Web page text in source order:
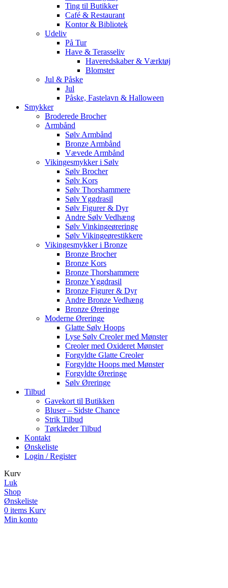
Ting til Butikker
Café & Restaurant
Kontor & Bibliotek
Udeliv
På Tur
Have & Terasseliv
Haveredskaber & Værktøj
Blomster
Jul & Påske
Jul
Påske, Fastelavn & Halloween
Smykker
Broderede Brocher
Armbånd
Sølv Armbånd
Bronze Armbånd
Vævede Armbånd
Vikingesmykker i Sølv
Sølv Brocher
Sølv Kors
Sølv Thorshammere
Sølv Yggdrasil
Sølv Figurer & Dyr
Andre Sølv Vedhæng
Sølv Vinkingeøreringe
Sølv Vikingeørestikkere
Vikingesmykker i Bronze
Bronze Brocher
Bronze Kors
Bronze Thorshammere
Bronze Yggdrasil
Bronze Figurer & Dyr
Andre Bronze Vedhæng
Bronze Øreringe
Moderne Øreringe
Glatte Sølv Hoops
Lyse Sølv Creoler med Mønster
Creoler med Oxideret Mønster
Forgyldte Glatte Creoler
Forgyldte Hoops med Mønster
Forgyldte Øreringe
Sølv Øreringe
Tilbud
Gavekort til Butikken
Bluser – Sidste Chance
Strik Tilbud
Tørklæder Tilbud
Kontakt
Ønskeliste
Login / Register
Kurv
Luk
Shop
Ønskeliste
0 items Kurv
Min konto